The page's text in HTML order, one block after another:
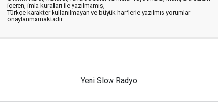
içeren, imla kuralları ile yazılmamış,
Türkçe karakter kullanılmayan ve büyük harflerle yazılmış yorumlar
onaylanmamaktadır.
Yeni Slow Radyo